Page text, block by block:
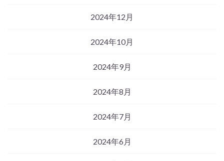
2024年12月
2024年10月
2024年9月
2024年8月
2024年7月
2024年6月